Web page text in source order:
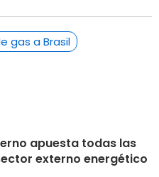
gas a Brasil
apuesta todas las
externo energético